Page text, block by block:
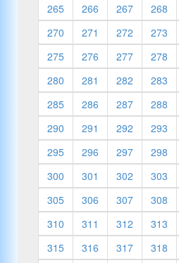
265
266 267 268
270
271 272 273
275
276 277 278
280
281 282 283
285
286 287 288
290
291 292 293
295
296 297 298
300
301 302 303
305
306 307 308
310
311 312 313
315
316 317 318